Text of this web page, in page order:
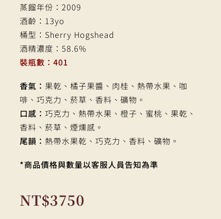
蒸餾年份：2009
酒齡：13yo
桶型：Sherry Hogshead
酒精濃度：58.6%
裝瓶數：401
香氣： 果乾、橘子果醬、肉桂、熱帶水果、咖
啡、巧克力、菸草、香料、礦物。
口感： 巧克力、熱帶水果、橙子、蜜桃、果乾、
香料、菸草、煙燻感。
尾韻： 熱帶水果乾、巧克力、香料、礦物。
*商品價格與數量以客服人員告知為準
NT$3750